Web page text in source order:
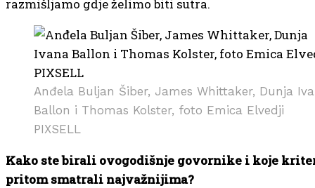
razmišljamo gdje želimo biti sutra.
Anđela Buljan Šiber, James Whittaker, Dunja
Ballon i Thomas Kolster, foto Emica Elvedji
PIXSELL
Kako ste birali ovogodišnje govornike i koje
pritom smatrali najvažnijima?